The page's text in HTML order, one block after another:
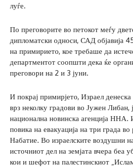
луѓе.
По преговорите во петокот меѓу
дипломатски односи, САД објавија
на примирието, кое требаше да
департментот соопшти дека ќе
преговори на 2 и 3 јуни.
И покрај примирјето, Израел
врз неколку градови во Јужен Либан,
национална новинска агенција ННА.
повика на евакуација на три града
Набатие. Во израелските воздушни
источниот дел на земјата вчера беа
кои и шефот на палестинскиот